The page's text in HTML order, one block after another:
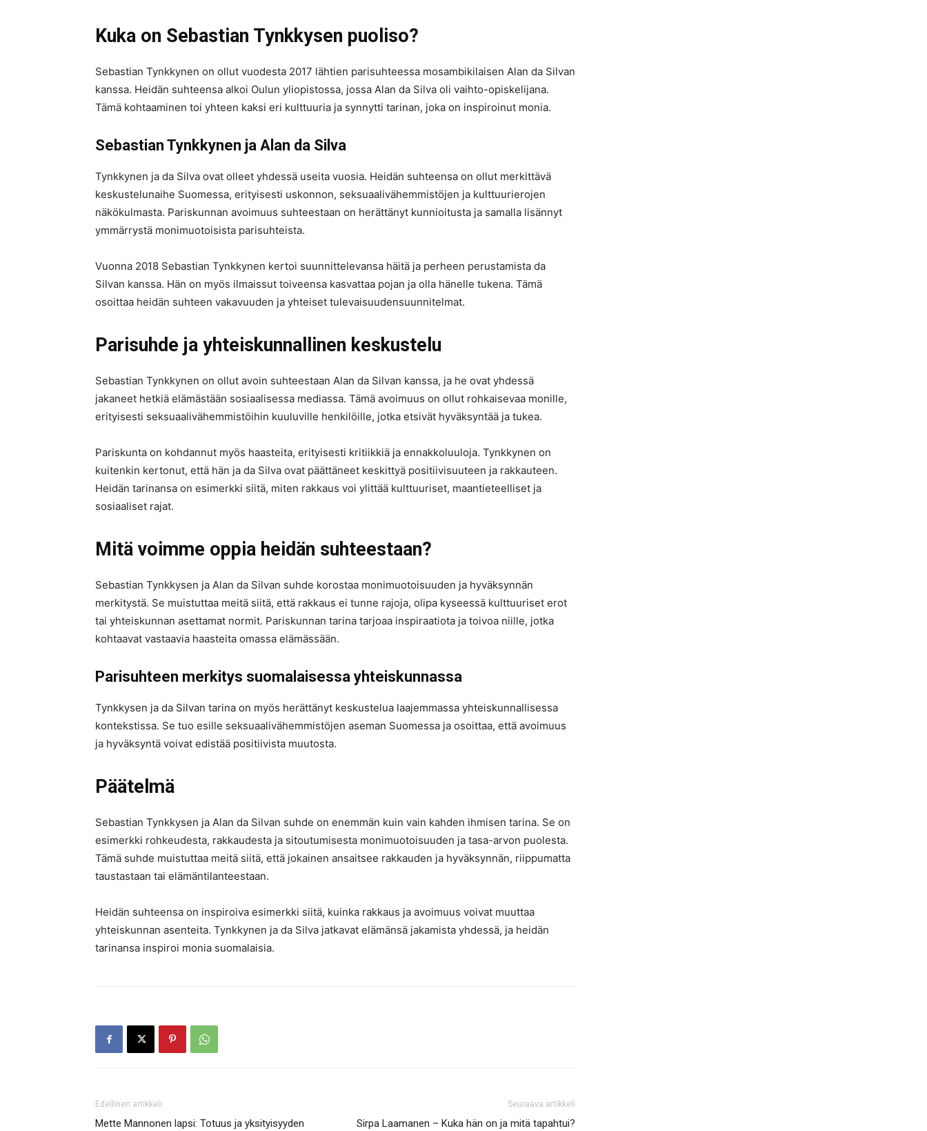
Kuka on Sebastian Tynkkysen puoliso?
Sebastian Tynkkynen on ollut vuodesta 2017 lähtien parisuhteessa mosambikilaisen Alan da Silvan
kanssa. Heidän suhteensa alkoi Oulun yliopistossa, jossa Alan da Silva oli vaihto-opiskelijana.
Tämä kohtaaminen toi yhteen kaksi eri kulttuuria ja synnytti tarinan, joka on inspiroinut monia.
Sebastian Tynkkynen ja Alan da Silva
Tynkkynen ja da Silva ovat olleet yhdessä useita vuosia. Heidän suhteensa on ollut merkittävä
keskustelunaihe Suomessa, erityisesti uskonnon, seksuaalivähemmistöjen ja kulttuurierojen
näkökulmasta. Pariskunnan avoimuus suhteestaan on herättänyt kunnioitusta ja samalla lisännyt
ymmärrystä monimuotoisista parisuhteista.
Vuonna 2018 Sebastian Tynkkynen kertoi suunnittelevansa häitä ja perheen perustamista da
Silvan kanssa. Hän on myös ilmaissut toiveensa kasvattaa pojan ja olla hänelle tukena. Tämä
osoittaa heidän suhteen vakavuuden ja yhteiset tulevaisuudensuunnitelmat.
Parisuhde ja yhteiskunnallinen keskustelu
Sebastian Tynkkynen on ollut avoin suhteestaan Alan da Silvan kanssa, ja he ovat yhdessä
jakaneet hetkiä elämästään sosiaalisessa mediassa. Tämä avoimuus on ollut rohkaisevaa monille,
erityisesti seksuaalivähemmistöihin kuuluville henkilöille, jotka etsivät hyväksyntää ja tukea.
Pariskunta on kohdannut myös haasteita, erityisesti kritiikkiä ja ennakkoluuloja. Tynkkynen on
kuitenkin kertonut, että hän ja da Silva ovat päättäneet keskittyä positiivisuuteen ja rakkauteen.
Heidän tarinansa on esimerkki siitä, miten rakkaus voi ylittää kulttuuriset, maantieteelliset ja
sosiaaliset rajat.
Mitä voimme oppia heidän suhteestaan?
Sebastian Tynkkysen ja Alan da Silvan suhde korostaa monimuotoisuuden ja hyväksynnän
merkitystä. Se muistuttaa meitä siitä, että rakkaus ei tunne rajoja, olipa kyseessä kulttuuriset erot
tai yhteiskunnan asettamat normit. Pariskunnan tarina tarjoaa inspiraatiota ja toivoa niille, jotka
kohtaavat vastaavia haasteita omassa elämässään.
Parisuhteen merkitys suomalaisessa yhteiskunnassa
Tynkkysen ja da Silvan tarina on myös herättänyt keskustelua laajemmassa yhteiskunnallisessa
kontekstissa. Se tuo esille seksuaalivähemmistöjen aseman Suomessa ja osoittaa, että avoimuus
ja hyväksyntä voivat edistää positiivista muutosta.
Päätelmä
Sebastian Tynkkysen ja Alan da Silvan suhde on enemmän kuin vain kahden ihmisen tarina. Se on
esimerkki rohkeudesta, rakkaudesta ja sitoutumisesta monimuotoisuuden ja tasa-arvon puolesta.
Tämä suhde muistuttaa meitä siitä, että jokainen ansaitsee rakkauden ja hyväksynnän, riippumatta
taustastaan tai elämäntilanteestaan.
Heidän suhteensa on inspiroiva esimerkki siitä, kuinka rakkaus ja avoimuus voivat muuttaa
yhteiskunnan asenteita. Tynkkynen ja da Silva jatkavat elämänsä jakamista yhdessä, ja heidän
tarinansa inspiroi monia suomalaisia.
Edellinen artikkeli
Mette Mannonen lapsi: Totuus ja yksityisyyden
Seuraava artikkeli
Sirpa Laamanen – Kuka hän on ja mitä tapahtui?